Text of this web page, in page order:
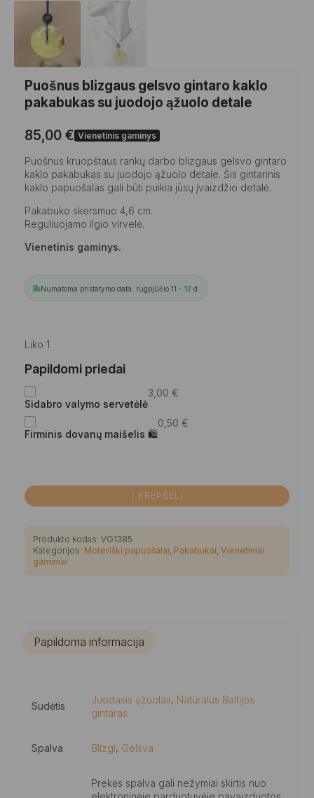
Puošnus blizgaus gelsvo gintaro kaklo
pakabukas su juodojo ąžuolo detale
85,00 € Vienetinis gaminys
Puošnus kruopštaus rankų darbo blizgaus gelsvo gintaro
kaklo pakabukas su juodojo ąžuolo detale. Šis gintarinis
kaklo papuošalas gali būti puikia jūsų įvaizdžio detalė.
Pakabuko skersmuo 4,6 cm.
Reguliuojamo ilgio virvelė.
Vienetinis gaminys.
Numatoma pristatymo data: rugpjūčio 11 - 12 d.
Liko 1
Papildomi priedai
Sidabro valymo servetėlė
3,00 €
Firminis dovanų maišelis 🛍
0,50 €
Į KREPŠELĮ
Produkto kodas: VG1385
Kategorijos: Moteriški papuošalai Pakabukai Vienetiniai
gaminiai
Papildoma informacija
Sudėtis
Juodasis ąžuolas, Natūralus Baltijos
gintaras
Spalva Blizgi, Gelsva
Prekės spalva gali nežymiai skirtis nuo